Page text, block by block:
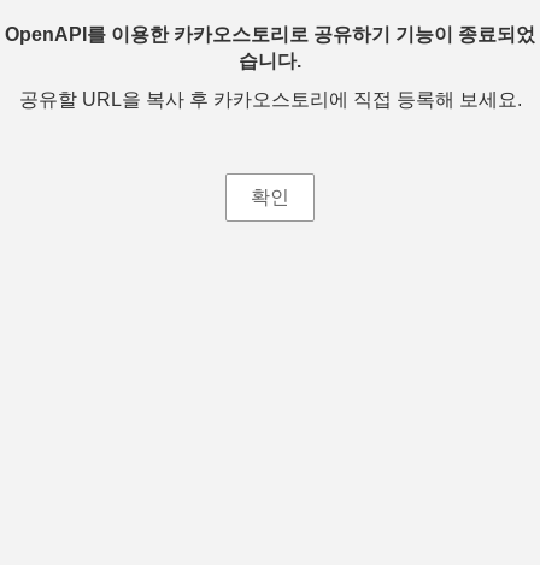
OpenAPI를 이용한 카카오스토리로 공유하기 기능이 종료되었
습니다.
공유할 URL을 복사 후 카카오스토리에 직접 등록해 보세요.
확인